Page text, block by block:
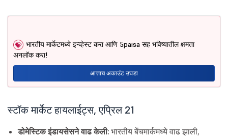
भारतीय मार्केटमध्ये इन्व्हेस्ट करा आणि 5paisa सह भविष्यातील क्षमता
अनलॉक करा!
आत्ताच अकाउंट उघडा
स्टॉक मार्केट हायलाईट्स, एप्रिल 21
डोमेस्टिक इंडायसेसने वाढ केली: भारतीय बेंचमार्कमध्ये वाढ झाली,